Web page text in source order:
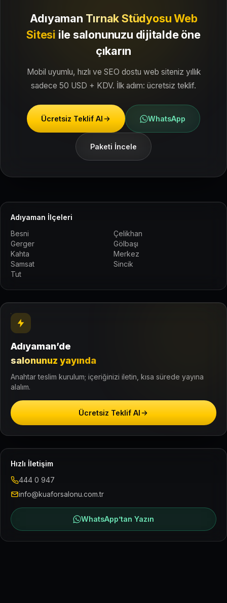
Adıyaman Tırnak Stüdyosu Web
Sitesi ilesalonunuzu dijitalde öne
çıkarın
Mobil uyumlu, hızlı ve SEO dostu web siteniz yıllık
sadece 50 USD + KDV. İlk adım: ücretsiz teklif.
Ücretsiz Teklif Al WhatsApp
Paketi İncele
Adıyaman İlçeleri
Besni
Çelikhan
Gerger
Gölbaşı
Kahta
Merkez
Samsat
Sincik
Tut
Adıyaman’de
salonunuz yayında
Anahtar teslim kurulum; içeriğinizi iletin, kısa sürede yayına
alalım.
Ücretsiz Teklif Al
Hızlı İletişim
444 0 947
info@kuaforsalonu.com.tr
WhatsApp’tan Yazın